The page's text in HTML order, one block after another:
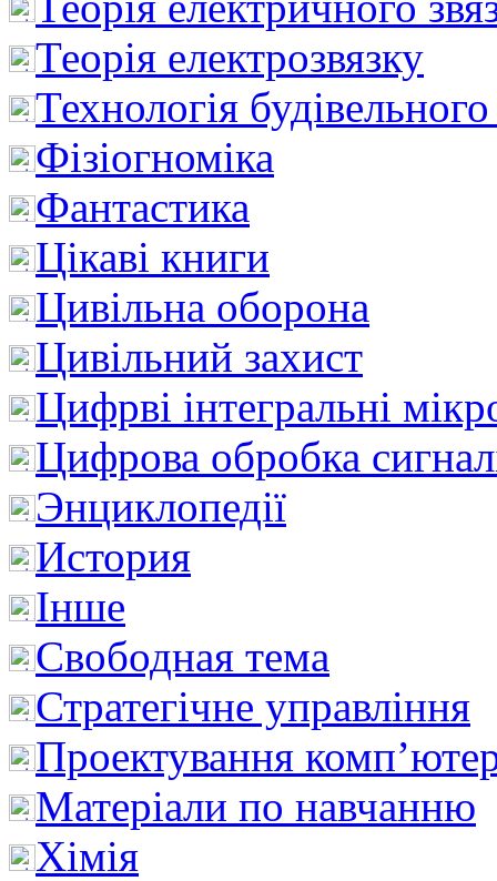
Теорія електрозвязку
Технологія
Фізіогноміка
Фантастика
Цікаві книги
Цивільна оборона
Цивільний захист
Цифрві інтегральні
Цифрова обробка
Энциклопедії
История
Інше
Свободная тема
Стратегічне управління
Проектування
Матеріали по навчанню
Хімія